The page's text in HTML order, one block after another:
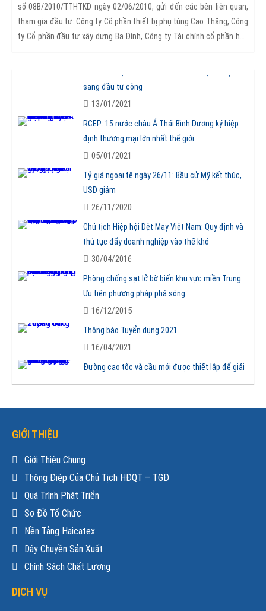
số 08B/2010/TTHTKD ngày 02/06/2010, gửi đến các bên liên quan,
tham gia đầu tư: Công ty Cổ phần thiết bị phụ tùng Cao Thăng, Công
ty Cổ phần đầu tư xây dựng Ba Đình, Công ty Tài chính cổ phần hóa
chất Việt Nam, Công ty TNHH Xây lắp Tân Trung và Công ty TNHH
hiện rõ bằng văn bản tại đường link: /datafiles/files/Thoathuan.pdf
Đường cao tốc và cầu mới được thiết lập để giải
tỏa bế tắc ở Đồng bằng sông Cửu Long
RCEP: 15 nước châu Á Thái Bình Dương ký hiệp
USD giảm
thủ tục đẩy doanh nghiệp vào thế khó
Phòng chống sạt lở bờ biển khu vực miền Trung:
Ưu tiên phương pháp phá sóng
Thông báo Tuyển dụng 2021
Đường cao tốc và cầu mới được thiết lập để giải
tỏa bế tắc ở Đồng bằng sông Cửu Long
RCEP: 15 nước châu Á Thái Bình Dương ký hiệp
định thương mại lớn nhất thế giới
05/01/2021
USD giảm
26/11/2020
Chủ tịch Hiệp hội Dệt May Việt Nam: Quy định và
GIỚI THIỆU
Giới Thiệu Chung
Thông Điệp Của Chủ Tịch HĐQT – TGĐ
Quá Trình Phát Triển
Sơ Đồ Tổ Chức
Nền Tảng Haicatex
Dây Chuyền Sản Xuất
Chính Sách Chất Lượng
DỊCH VỤ